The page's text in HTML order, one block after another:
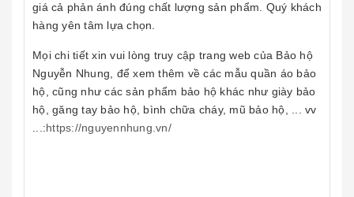
giá cả phản ánh đúng chất lượng sản phẩm. Quý khách
hàng yên tâm lựa chọn.
Mọi chi tiết xin vui lòng truy cập trang web của Bảo hộ
Nguyễn Nhung, để xem thêm về các mẫu quần áo bảo
hộ, cũng như các sản phẩm bảo hộ khác như giày bảo
hộ, găng tay bảo hộ, bình chữa cháy, mũ bảo hộ, ... vv
...:https://nguyennhung.vn/